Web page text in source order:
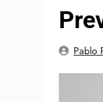
Pablo